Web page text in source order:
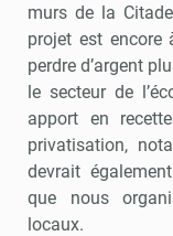
murs de la
projet est encore
perdre d’argent
le secteur de
apport en
privatisation,
devrait
que nous
locaux.